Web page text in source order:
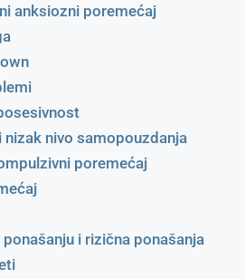
anksiozni poremećaj
nizak nivo samopouzdanja
poremećaj
i rizična ponašanja